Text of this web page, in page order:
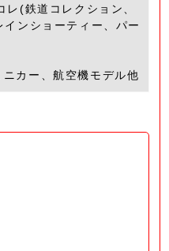
(鉄道コレクション、
ンショーティー、パー
カー、航空機モデル他